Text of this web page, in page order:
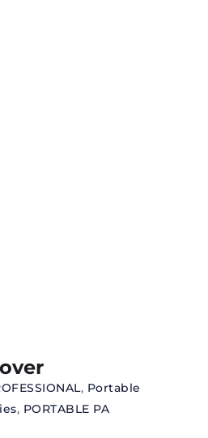
, Portable
, PORTABLE PA